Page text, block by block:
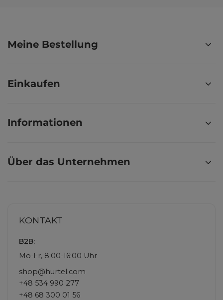
Meine Bestellung
Einkaufen
Informationen
Über das Unternehmen
KONTAKT
B2B:
Mo-Fr, 8:00-16:00 Uhr
shop@hurtel.com
+48 534 990 277
+48 68 300 01 56